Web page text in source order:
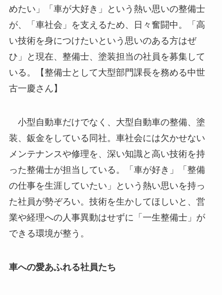
めたい」「車が大好き」という熱い思いの整備士
が、「車社会」を支えるため、日々奮闘中。「高
い技術を身につけたいという思いのある方はぜ
ひ」と現在、整備士、塗装担当の社員を募集して
いる。【整備士として大型部門課長を務める中世
古一慶さん】
小型自動車だけでなく、大型自動車の整備、塗
装、鈑金をしている同社。車社会には欠かせない
メンテナンスや修理を、深い知識と高い技術を持
った整備士が担当している。「車が好き」「整備
の仕事を生涯していたい」という熱い思いを持っ
た社員が勢ぞろい。技術を生かしてほしいと、営
業や経理への人事異動はせずに「一生整備士」が
できる環境が整う。
車への愛あふれる社員たち